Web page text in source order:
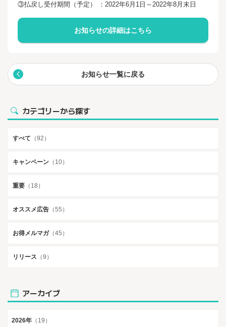
③払戻し受付期間（予定） ：2022年6月1日～2022年8月末日
お知らせの詳細はこちら
お知らせ一覧に戻る
カテゴリーから探す
すべて （92）
キャンペーン （10）
重要 （18）
オススメ広告 （55）
お得メルマガ（45）
リリース （9）
アーカイブ
2026年 （19）